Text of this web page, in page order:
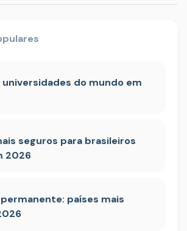
do mundo em
seguros para brasileiros
2026
países mais